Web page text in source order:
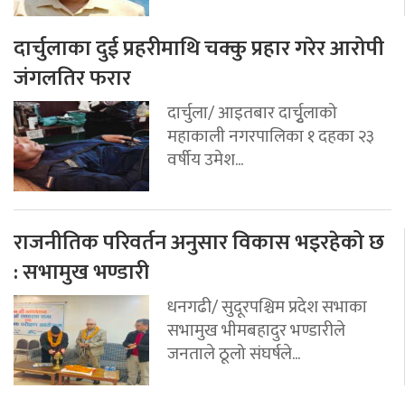
दार्चुलाका दुई प्रहरीमाथि चक्कु प्रहार गरेर आरोपी
जंगलतिर फरार
दार्चुला/ आइतबार दार्चुृलाको
महाकाली नगरपालिका १ दहका २३
वर्षीय उमेश...
राजनीतिक परिवर्तन अनुसार विकास भइरहेको छ
: सभामुख भण्डारी
धनगढी/ सुदूरपश्चिम प्रदेश सभाका
सभामुख भीमबहादुर भण्डारीले
जनताले ठूलो संघर्षले...